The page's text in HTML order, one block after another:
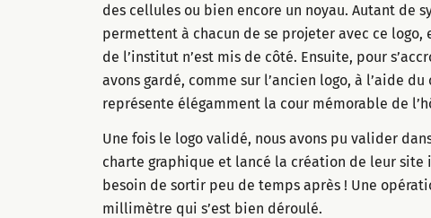
des cellules ou bien encore un noyau. Autant de
permettent à chacun de se projeter avec ce logo,
de l’institut n’est mis de côté. Ensuite, pour
avons gardé, comme sur l’ancien logo, à l’aide
représente élégamment la cour mémorable de
Une fois le logo validé, nous avons pu valider
charte graphique et lancé la création de leur
besoin de sortir peu de temps après ! Une
millimètre qui s’est bien déroulé.